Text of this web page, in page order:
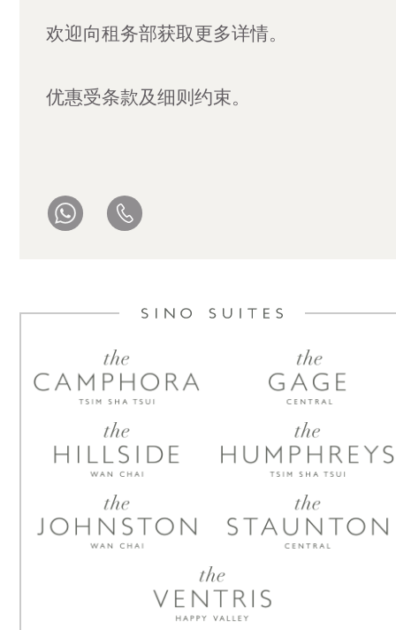
欢迎向租务部获取更多详情。​
优惠受条款及细则约束。